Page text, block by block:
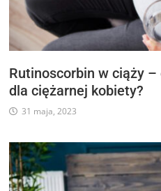
Rutinoscorbin w ciąży
dla ciężarnej kobiety?
31 maja, 2023